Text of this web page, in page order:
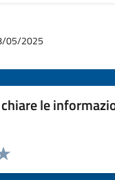
05/2025
le
5 stelle su 5
4 stelle su 5
su 5
su 5
5